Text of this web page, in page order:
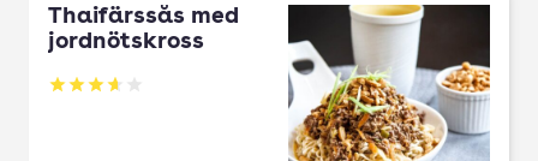
Thaifärssås med
jordnötskross
Betyg: 3.68 av 5